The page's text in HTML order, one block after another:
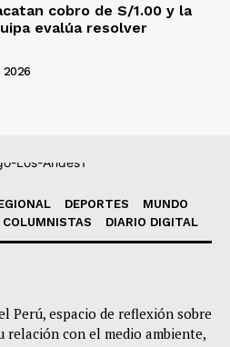
cobro de S/1.00 y la
evalúa resolver
2026
DEPORTES
MUNDO
COLUMNISTAS DIARIO DIGITAL
Perú, espacio de reflexión sobre
con el medio ambiente,